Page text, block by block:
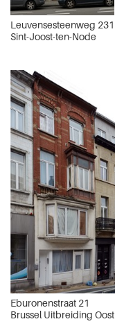
Leuvensesteenweg 231
Sint-Joost-ten-Node
Eburonenstraat 21
Brussel Uitbreiding Oost